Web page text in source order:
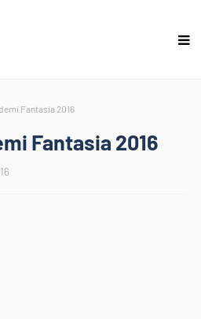
Fantasia 2016
Fantasia 2016